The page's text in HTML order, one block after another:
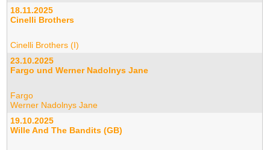
18.11.2025
Cinelli Brothers
Cinelli Brothers (I)
23.10.2025
Fargo und Werner Nadolnys Jane
Fargo
Werner Nadolnys Jane
19.10.2025
Wille And The Bandits (GB)